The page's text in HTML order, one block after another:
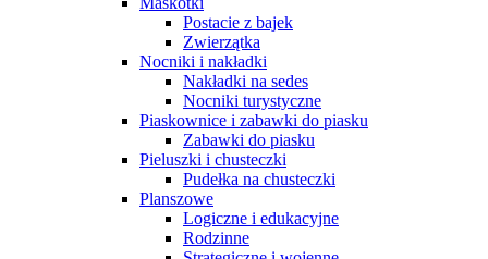
Postacie z bajek
Zwierzątka
Nocniki i nakładki
Nakładki na sedes
Nocniki turystyczne
Piaskownice i zabawki do piasku
Zabawki do piasku
Pieluszki i chusteczki
Pudełka na chusteczki
Planszowe
Logiczne i edukacyjne
Rodzinne